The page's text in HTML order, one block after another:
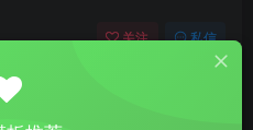
关注 私信